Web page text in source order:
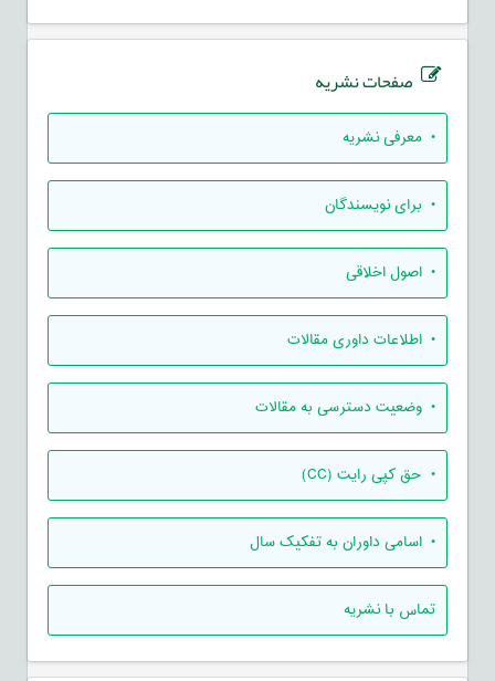
صفحات نشریه
• معرفی نشریه
• برای نویسندگان
• اصول اخلاقی
• اطلاعات داوری مقالات
• وضعیت دسترسی به مقالات
• حق کپی رایت (CC)
• اسامی داوران به تفکیک سال
تماس با نشریه